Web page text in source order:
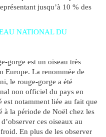
jusqu’à 10 % des
NATIONAL DU
gorge est un oiseau très
Europe. La renommée de
le rouge-gorge a été
non officiel du pays en
notamment liée au fait que
à la période de Noël chez les
ces oiseaux au
En plus de les observer